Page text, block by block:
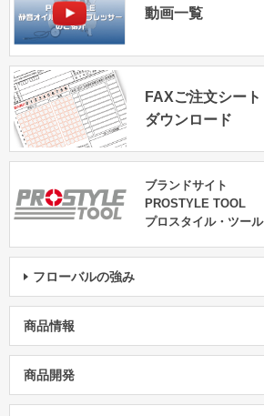
動画一覧
FAXご注文シート
ダウンロード
ブランドサイト
PROSTYLE TOOL
プロスタイル・ツール
フローバルの強み
商品情報
商品開発